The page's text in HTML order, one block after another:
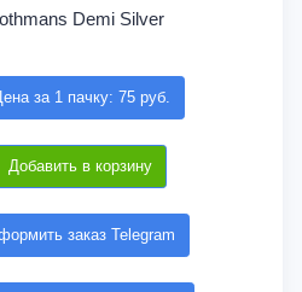
Demi Silver
Цена за 1 пачку: 75 руб.
Добавить в корзину
заказ Telegram